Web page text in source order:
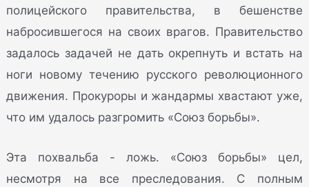
полицейского правительства, в бешенстве
набросившегося на своих врагов. Правительство
задалось задачей не дать окрепнуть и встать на
ноги новому течению русского революционного
движения. Прокуроры и жандармы хвастают уже,
что им удалось разгромить «Союз борьбы».
Эта похвальба - ложь. «Союз борьбы» цел,
несмотря на все преследования. С полным